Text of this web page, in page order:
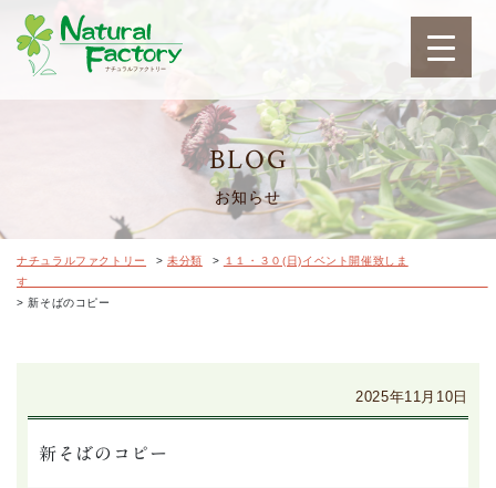
ナチュラルファクトリ
BLOG
お知らせ
ナチュラルファクトリー > 未分類 > １１・３０(日)イベント開催致しま
す
>新そばのコピー
2025年11月10日
新そばのコピー